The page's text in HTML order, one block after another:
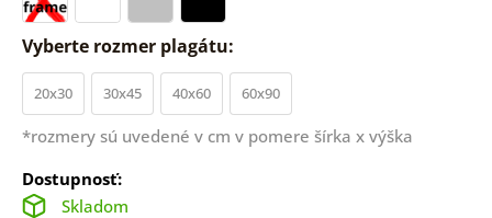
Vyberte rozmer plagátu:
20x30 30x45 40x60 60x90
*rozmery sú uvedené v cm v pomere šírka x výška
Dostupnosť:
Skladom